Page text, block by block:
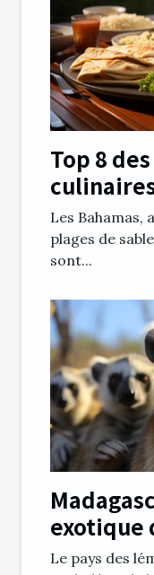
Top 8
Les Bahamas,
plages de
sont...
exotique
baobabs
Le pays des